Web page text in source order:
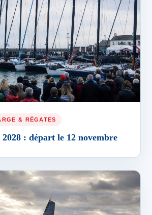
& RÉGATES
2028 : départ le 12 novembre